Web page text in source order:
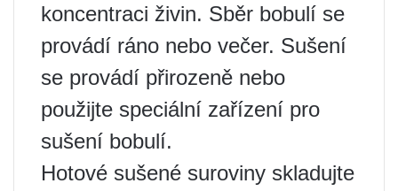
koncentraci živin. Sběr bobulí se
provádí ráno nebo večer. Sušení
se provádí přirozeně nebo
použijte speciální zařízení pro
sušení bobulí.
Hotové sušené suroviny skladujte